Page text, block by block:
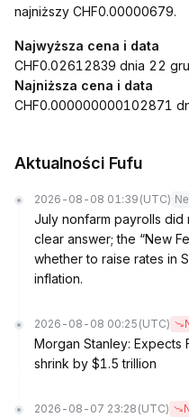
najniższy CHF0.00000679.
Najwyższa cena i data
CHF0.02612839 dnia 22
Najniższa cena i data
CHF0.000000000102871
Aktualności Fufu
2026-08-08 01:39 (UTC)
July nonfarm payrolls did
clear answer; the “New
whether to raise rates in
inflation.
2026-08-08 00:25 (UTC)
Morgan Stanley: Expects
shrink by $1.5 trillion
2026-08-07 23:28 (UTC)